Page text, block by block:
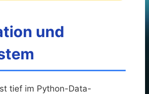
und
tief im Python-Data-